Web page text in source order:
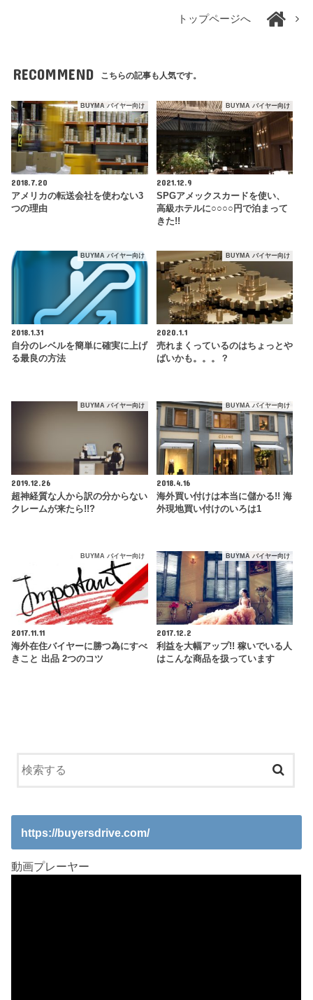
トップページへ
RECOMMEND こちらの記事も人気です。
BUYMA バイヤー向け
2018.7.20
アメリカの転送会社を使わない3
つの理由
BUYMA バイヤー向け
2021.12.9
SPGアメックスカードを使い、
高級ホテルに○○○○円で泊まって
きた!!
BUYMA バイヤー向け
2018.1.31
自分のレベルを簡単に確実に上げ
る最良の方法
BUYMA バイヤー向け
2020.1.1
売れまくっているのはちょっとや
ばいかも。。。？
BUYMA バイヤー向け
2019.12.26
超神経質な人から訳の分からない
クレームが来たら!!?
BUYMA バイヤー向け
2018.4.16
海外買い付けは本当に儲かる!! 海
外現地買い付けのいろは1
BUYMA バイヤー向け
2017.11.11
海外在住バイヤーに勝つ為にすべ
きこと 出品 2つのコツ
BUYMA バイヤー向け
2017.12.2
利益を大幅アップ!! 稼いでいる人
はこんな商品を扱っています
https://buyersdrive.com/
動画プレーヤー